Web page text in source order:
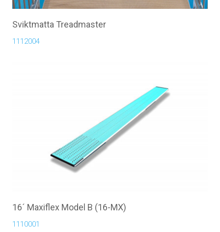
Sviktmatta Treadmaster
1112004
16´ Maxiflex Model B (16-MX)
1110001